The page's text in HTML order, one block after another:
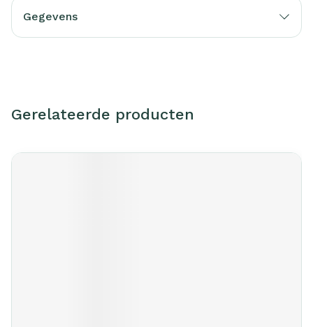
Gegevens
Gerelateerde producten